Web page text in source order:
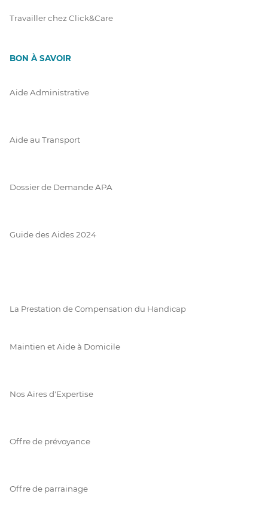
Travailler chez Click&Care
BON À SAVOIR
Aide Administrative
Aide au Transport
Dossier de Demande APA
Guide des Aides 2024
La Prestation de Compensation du Handicap
Maintien et Aide à Domicile
Nos Aires d'Expertise
Offre de prévoyance
Offre de parrainage